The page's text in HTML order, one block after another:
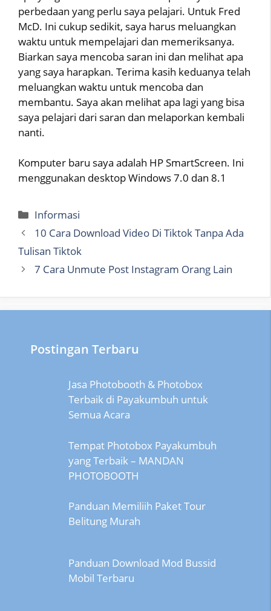
perbedaan yang perlu saya pelajari. Untuk Fred
McD. Ini cukup sedikit, saya harus meluangkan
waktu untuk mempelajari dan memeriksanya.
Biarkan saya mencoba saran ini dan melihat apa
yang saya harapkan. Terima kasih keduanya telah
meluangkan waktu untuk mencoba dan
membantu. Saya akan melihat apa lagi yang bisa
saya pelajari dari saran dan melaporkan kembali
nanti.
Komputer baru saya adalah HP SmartScreen. Ini
menggunakan desktop Windows 7.0 dan 8.1
Categories
Informasi
10 Cara Download Video Di Tiktok Tanpa Ada
Tulisan Tiktok
7 Cara Unmute Post Instagram Orang Lain
Postingan Terbaru
Jasa Photobooth & Photobox
Terbaik di Payakumbuh untuk
Semua Acara
Tempat Photobox Payakumbuh
yang Terbaik – MANDAN
PHOTOBOOTH
Panduan Memiliih Paket Tour
Belitung Murah
Panduan Download Mod Bussid
Mobil Terbaru